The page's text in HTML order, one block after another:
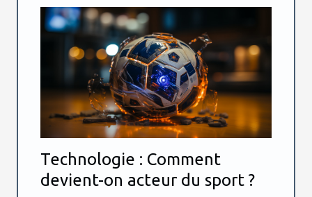
Technologie : Comment
devient-on acteur du sport ?